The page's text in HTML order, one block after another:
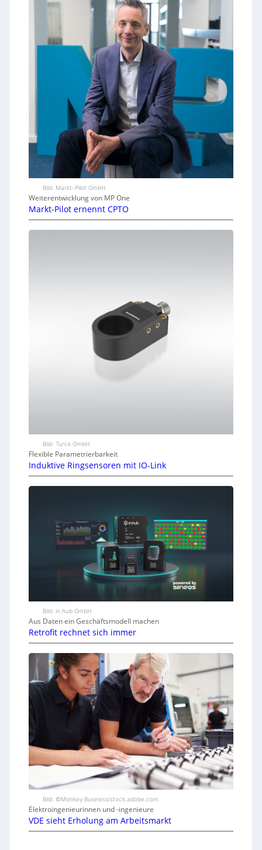
Bild: Markt-Pilot GmbH
Weiterentwicklung von MP One
Markt-Pilot ernennt CPTO
Bild: Turck GmbH
Flexible Parametrierbarkeit
Induktive Ringsensoren mit IO-Link
Bild: in.hub GmbH
Aus Daten ein Geschäftsmodell machen
Retrofit rechnet sich immer
Bild: ©Monkey Business/stock.adobe.com
Elektroingenieurinnen und -ingenieure
VDE sieht Erholung am Arbeitsmarkt